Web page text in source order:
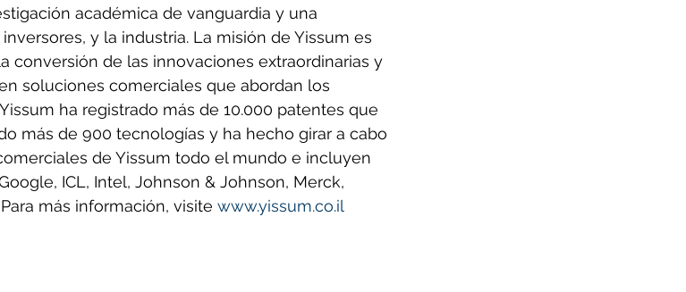
académica de vanguardia y una
y la industria. La misión de Yissum es
conversión de las innovaciones extraordinarias y
soluciones comerciales que abordan los
ha registrado más de 10.000 patentes que
más de 900 tecnologías y ha hecho girar a cabo
de Yissum todo el mundo e incluyen
ICL, Intel, Johnson & Johnson, Merck,
más información, visite www.yissum.co.il